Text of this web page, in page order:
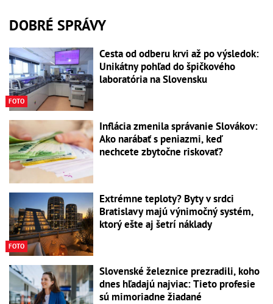
DOBRÉ SPRÁVY
FOTO
Cesta od odberu krvi až po výsledok:
Unikátny pohľad do špičkového
laboratória na Slovensku
Inflácia zmenila správanie Slovákov:
Ako narábať s peniazmi, keď
nechcete zbytočne riskovať?
FOTO
Extrémne teploty? Byty v srdci
Bratislavy majú výnimočný systém,
ktorý ešte aj šetrí náklady
Slovenské železnice prezradili, koho
dnes hľadajú najviac: Tieto profesie
sú mimoriadne žiadané